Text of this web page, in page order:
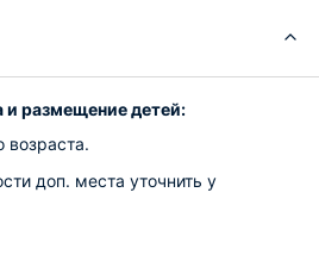
и размещение детей:
доп. места уточнить у